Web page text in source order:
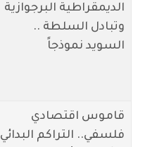
الديمقراطية البرجوازية
وتبادل السلطة ..
السويد نموذجاً
قاموس اقتصادي
فلسفي.. التراكم البدائي